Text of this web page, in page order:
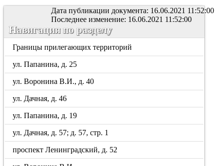
Дата публикации документа: 16.06.2021 11:52:00
Последнее изменение: 16.06.2021 11:52:00
Навигация по разделу
Границы прилегающих территорий
ул. Папанина, д. 25
ул. Воронина В.И., д. 40
ул. Дачная, д. 46
ул. Папанина, д. 19
ул. Дачная, д. 57; д. 57, стр. 1
проспект Ленинградский, д. 52